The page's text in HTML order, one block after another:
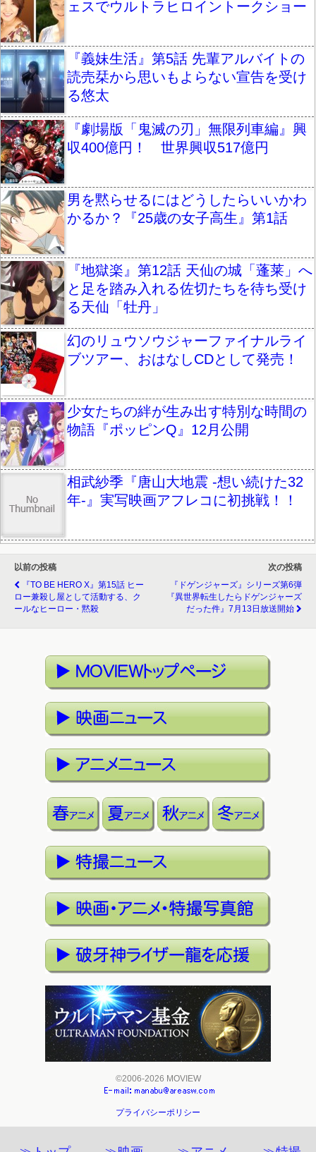
ェスでウルトラヒロイントークショー
『義妹生活』第5話 先輩アルバイトの
読売栞から思いもよらない宣告を受け
る悠太
『劇場版「鬼滅の刃」無限列車編』興
収400億円！ 世界興収517億円
男を黙らせるにはどうしたらいいかわ
かるか？『25歳の女子高生』第1話
『地獄楽』第12話 天仙の城「蓬莱」へ
と足を踏み入れる佐切たちを待ち受け
る天仙「牡丹」
幻のリュウソウジャーファイナルライ
ブツアー、おはなしCDとして発売！
少女たちの絆が生み出す特別な時間の
物語『ポッピンQ』12月公開
相武紗季『唐山大地震 -想い続けた32
年-』実写映画アフレコに初挑戦！！
以前の投稿
『TO BE HERO X』第15話 ヒー
ロー兼殺し屋として活動する、ク
ールなヒーロー・黙殺
次の投稿
『ドゲンジャーズ』シリーズ第6弾
『異世界転生したらドゲンジャーズ
だった件』7月13日放送開始
©2006-2026 MOVIEW
プライバシーポリシー